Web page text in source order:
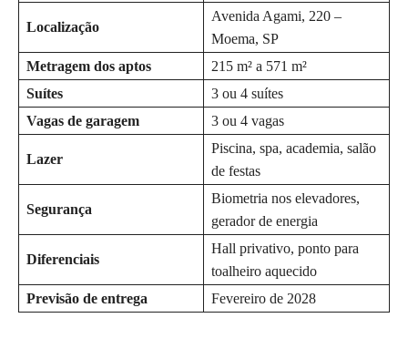
Localização
Avenida Agami, 220 –
Moema, SP
Metragem dos aptos
215 m² a 571 m²
Suítes
3 ou 4 suítes
Vagas de garagem
3 ou 4 vagas
Lazer
Piscina, spa, academia, salão
de festas
Segurança
Biometria nos elevadores,
gerador de energia
Diferenciais
Hall privativo, ponto para
toalheiro aquecido
Previsão de entrega
Fevereiro de 2028